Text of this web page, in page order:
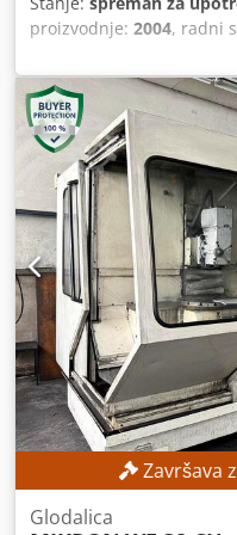
proizvodnje: 2004, radni
,
udaljenost pomaka osi X:
pomak osi Z:
750 mm,
TNC530
, maksimalna
minimalne cijene –
TEHNIČKE
osi Y: 700 mm Hod po
Sea Brzina vretena: 8.000
upravljačkog sustava:
400 V / 50 Hz Upravljački
Nominalna struja: 50 A
vrijeme Radno vrijeme
upravljačkog sustava:
Završava
Glodalica